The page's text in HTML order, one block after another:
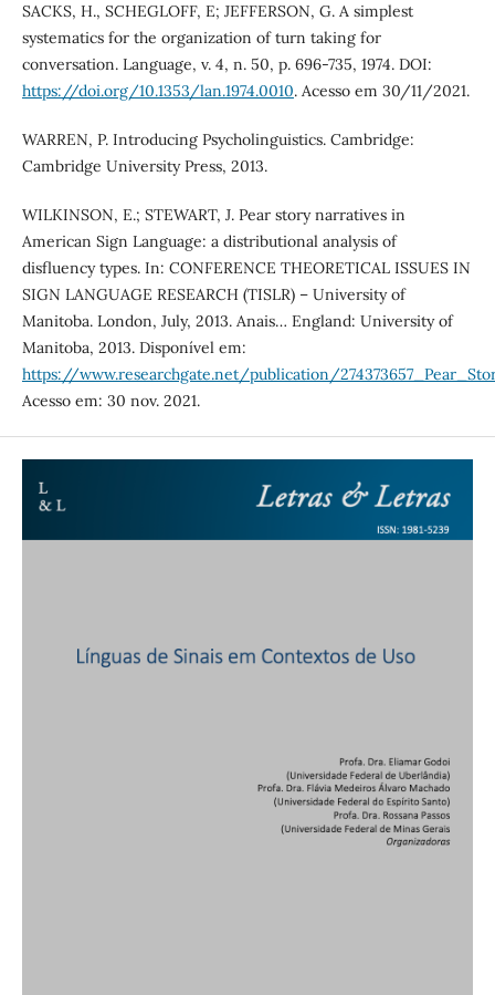
SACKS, H., SCHEGLOFF, E; JEFFERSON, G. A simplest
systematics for the organization of turn taking for
conversation. Language, v. 4, n. 50, p. 696-735, 1974. DOI:
https://doi.org/10.1353/lan.1974.0010. Acesso em 30/11/2021.
WARREN, P. Introducing Psycholinguistics. Cambridge:
Cambridge University Press, 2013.
WILKINSON, E.; STEWART, J. Pear story narratives in
American Sign Language: a distributional analysis of
disfluency types. In: CONFERENCE THEORETICAL ISSUES IN
SIGN LANGUAGE RESEARCH (TISLR) – University of
Manitoba. London, July, 2013. Anais… England: University of
Manitoba, 2013. Disponível em:
https://www.researchgate.net/publication/
Acesso em: 30 nov. 2021.